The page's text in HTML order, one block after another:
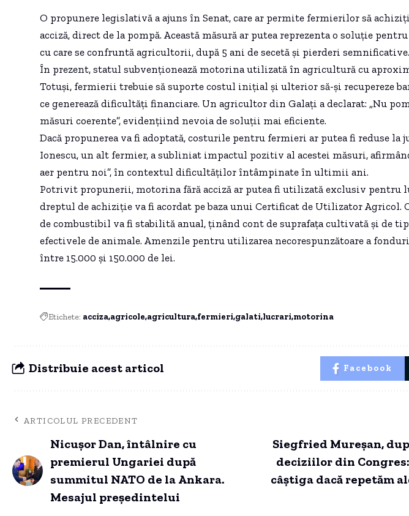
O propunere legislativă a ajuns în Senat, care ar permite fermierilor să
acciză, direct de la pompă. Această măsură ar putea reprezenta o soluție
cu care se confruntă agricultorii, după 5 ani de secetă și pierderi semnificative.
În prezent, statul subvenționează motorina utilizată în agricultură cu
Totuși, fermierii trebuie să suporte costul inițial și ulterior să-și recupereze
ce generează dificultăți financiare. Un agricultor din Galați a declarat: „Nu
măsuri coerente”, evidențiind nevoia de soluții mai eficiente.
Dacă propunerea va fi adoptată, costurile pentru fermieri ar putea fi reduse la
Ionescu, un alt fermier, a subliniat impactul pozitiv al acestei măsuri,
aer pentru noi”, în contextul dificultăților întâmpinate în ultimii ani.
Potrivit propunerii, motorina fără acciză ar putea fi utilizată exclusiv pentru
dreptul de achiziție va fi acordat pe baza unui Certificat de Utilizator Agricol.
de combustibil va fi stabilită anual, ținând cont de suprafața cultivată și de
efectivele de animale. Amenzile pentru utilizarea necorespunzătoare a
între 15.000 și 150.000 de lei.
Etichete: accizaagricole agriculturafermieri galati lucrari motorina
Distribuie acest articol Facebook
ARTICOLUL PRECEDENT
Nicușor Dan, întâlnire cu
premierul Ungariei după
summitul NATO de la Ankara.
Mesajul președintelui
Siegfried Mureșan,
deciziilor din
câștiga dacă repetăm